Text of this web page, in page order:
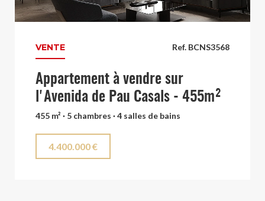
Ref. BCNS3568
VENTE
Appartement à vendre sur
l'Avenida de Pau Casals - 455m²
455 m² · 5 chambres · 4 salles de bains
4.400.000 €